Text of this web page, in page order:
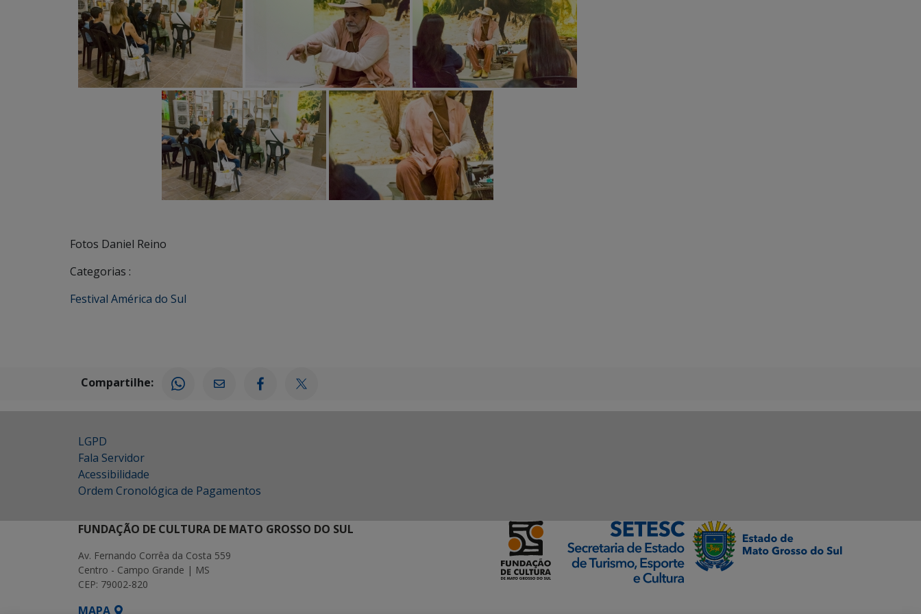
Fotos Daniel Reino
Categorias :
Festival América do Sul
Compartilhe:
LGPD
Fala Servidor
Acessibilidade
Ordem Cronológica de Pagamentos
FUNDAÇÃO DE CULTURA DE MATO GROSSO DO SUL
Av. Fernando Corrêa da Costa 559
Centro - Campo Grande | MS
CEP: 79002-820
MAPA